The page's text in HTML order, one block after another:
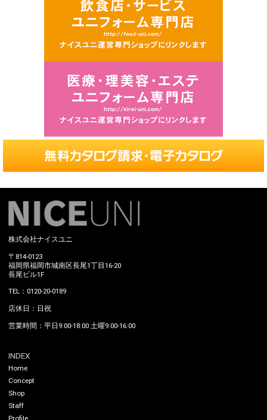
株式会社ナイスユニ
〒814-0123
福岡県福岡市城南区長尾1丁目16-20
長尾ビル1F
TEL：0120-20-0189
店休日：日祝
営業時間：平日9:00-18:00 土曜9:00-16:00
INDEX
Home
Concept
Shop
Staff
Profile